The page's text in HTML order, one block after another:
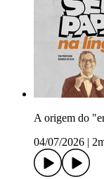
A origem do
04/07/2026